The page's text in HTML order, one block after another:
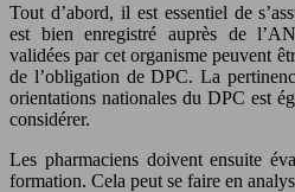
Tout d’abord, il est essentiel de
est bien enregistré auprès de
validées par cet organisme peuvent
de l’obligation de DPC. La
orientations nationales du DPC est
considérer.
Les pharmaciens doivent ensuite
formation. Cela peut se faire en